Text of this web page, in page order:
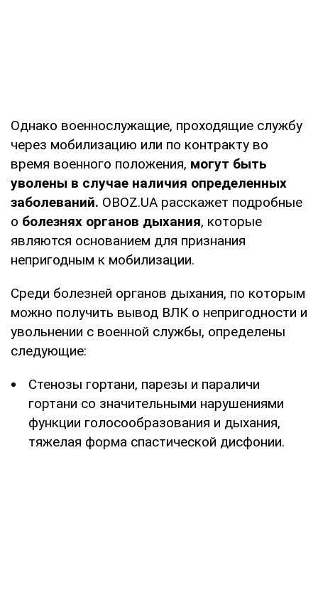
Однако военнослужащие, проходящие службу
через мобилизацию или по контракту во
время военного положения, могут быть
уволены в случае наличия определенных
заболеваний. OBOZ.UA расскажет подробные
о болезнях органов дыхания, которые
являются основанием для признания
непригодным к мобилизации.
Среди болезней органов дыхания, по которым
можно получить вывод ВЛК о непригодности и
увольнении с военной службы, определены
следующие:
Стенозы гортани, парезы и параличи
гортани со значительными нарушениями
функции голосообразования и дыхания,
тяжелая форма спастической дисфонии.